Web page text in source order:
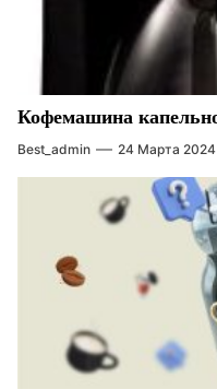
Кофемашина
Best_admin 24 Марта 2024